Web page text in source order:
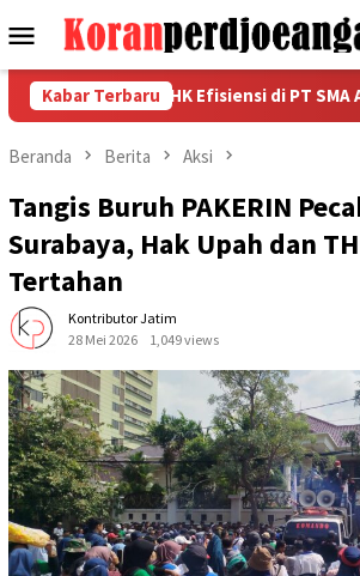
ke
Menu
Mobile
Kabar Terbaru
PHK Efisiensi di PT SMA
Beranda Berita Aksi
Tangis Buruh PAKERIN
Surabaya, Hak Upah dan
Tertahan
Kontributor Jatim
28 Mei 2026
1,049 views